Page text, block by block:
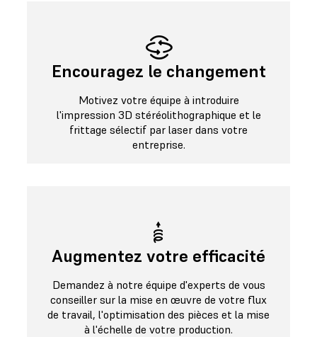
Encouragez le changement
Motivez votre équipe à introduire
l'impression 3D stéréolithographique et le
frittage sélectif par laser dans votre
entreprise.
Augmentez votre efficacité
Demandez à notre équipe d'experts de vous
conseiller sur la mise en œuvre de votre flux
de travail, l'optimisation des pièces et la mise
à l'échelle de votre production.